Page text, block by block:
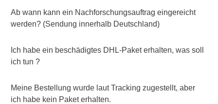
Ab wann kann ein Nachforschungsauftrag eingereicht
werden? (Sendung innerhalb Deutschland)
Ich habe ein beschädigtes DHL-Paket erhalten, was soll
ich tun ?
Meine Bestellung wurde laut Tracking zugestellt, aber
ich habe kein Paket erhalten.